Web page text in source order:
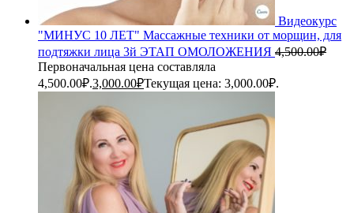
Видеокурс
"МИНУС 10 ЛЕТ" Массажные техники от морщин, для
подтяжки лица 3й ЭТАП ОМОЛОЖЕНИЯ 4,500.00₽
Первоначальная цена составляла
4,500.00₽.3,000.00₽Текущая цена: 3,000.00₽.